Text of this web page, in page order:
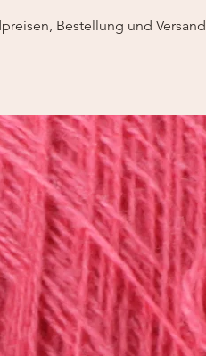
Bestellung und Versand